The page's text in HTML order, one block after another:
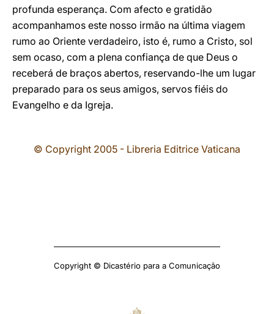
profunda esperança. Com afecto e gratidão
acompanhamos este nosso irmão na última viagem
rumo ao Oriente verdadeiro, isto é, rumo a Cristo, sol
sem ocaso, com a plena confiança de que Deus o
receberá de braços abertos, reservando-lhe um lugar
preparado para os seus amigos, servos fiéis do
Evangelho e da Igreja.
© Copyright 2005 - Libreria Editrice Vaticana
Copyright © Dicastério para a Comunicação